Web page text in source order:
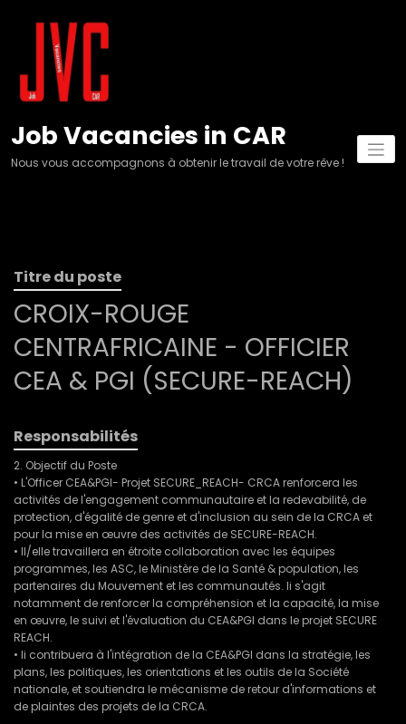
Job Vacancies in CAR
Nous vous accompagnons à obtenir le travail de votre rêve !
Titre du poste
CROIX-ROUGE
CENTRAFRICAINE - OFFICIER
CEA & PGI (SECURE-REACH)
Responsabilités
2. Objectif du Poste
• L'Officer CEA&PGI- Projet SECURE_REACH- CRCA renforcera les
activités de l'engagement communautaire et la redevabilité, de
protection, d'égalité de genre et d'inclusion au sein de la CRCA et
pour la mise en œuvre des activités de SECURE-REACH.
• Il/elle travaillera en étroite collaboration avec les équipes
programmes, les ASC, le Ministère de la Santé & population, les
partenaires du Mouvement et les communautés. li s'agit
notamment de renforcer la compréhension et la capacité, la mise
en œuvre, le suivi et l'évaluation du CEA&PGI dans le projet SECURE
REACH.
• li contribuera à l'intégration de la CEA&PGI dans la stratégie, les
plans, les politiques, les orientations et les outils de la Société
nationale, et soutiendra le mécanisme de retour d'informations et
de plaintes des projets de la CRCA.